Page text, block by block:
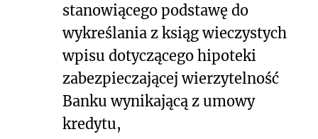
stanowiącego podstawę do
wykreślania z ksiąg wieczystych
wpisu dotyczącego hipoteki
zabezpieczającej wierzytelność
Banku wynikającą z umowy
kredytu,